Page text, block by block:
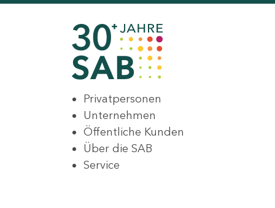
Privatpersonen
Unternehmen
Öffentliche Kunden
Über die SAB
Service